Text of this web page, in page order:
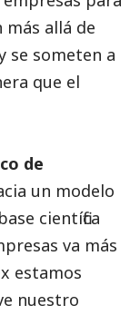
allá de
se someten a
que el
de
un modelo
científica
va más
estamos
nuestro